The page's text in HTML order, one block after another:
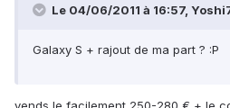
Le 04/06/2011 à 16:57,
Galaxy S + rajout de ma part ? :P